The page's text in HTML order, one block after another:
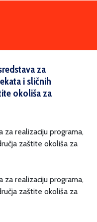
za
i sličnih
okoliša za
za realizaciju programa,
zaštite okoliša za
za realizaciju programa,
zaštite okoliša za